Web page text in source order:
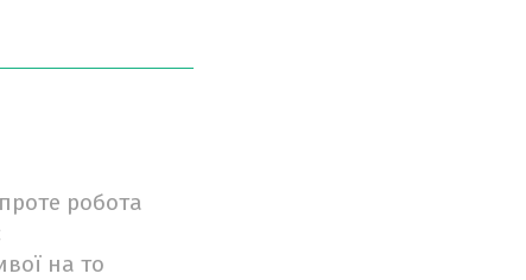
робота
на то